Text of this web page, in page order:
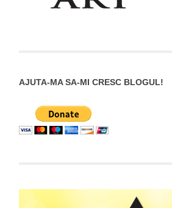
AJUTA-MA SA-MI CRESC BLOGUL!